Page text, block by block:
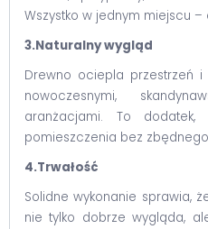
Wszystko w jednym miejscu
3.Naturalny wygląd
Drewno ociepla przestrzeń
nowoczesnymi,
aranżacjami. To dodatek,
pomieszczenia bez
4.Trwałość
Solidne wykonanie sprawia,
nie tylko dobrze wygląda,